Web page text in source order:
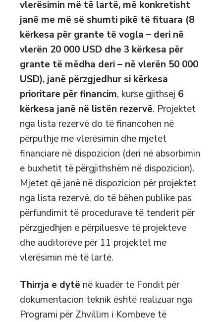
vlerësimin më të lartë, më konkretisht
janë me më së shumti pikë të fituara (8
kërkesa për grante të vogla– deri në
vlerën 20 000 USD dhe 3 kërkesa për
grante të mëdha deri– në vlerën 50 000
USD), janë përzgjedhur si kërkesa
prioritare për financim, kurse gjithsej 6
kërkesa janë në listën rezervë. Projektet
nga lista rezervë do të financohen në
përputhje me vlerësimin dhe mjetet
financiare në dispozicion (deri në absorbimin
e buxhetit të përgjithshëm në dispozicion).
Mjetet që janë në dispozicion për projektet
nga lista rezervë, do të bëhen publike pas
përfundimit të procedurave të tenderit për
përzgjedhjen e përpiluesve të projekteve
dhe auditorëve për 11 projektet me
vlerësimin më të lartë.
Thirrja e dytë në kuadër të Fondit për
dokumentacion teknik është realizuar nga
Programi për Zhvillim i Kombeve të